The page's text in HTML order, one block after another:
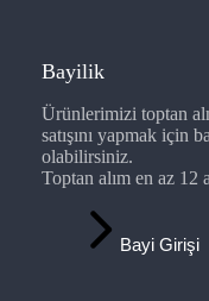
Bayilik
Ürünlerimizi toptan
satışını yapmak için
olabilirsiniz.
Toptan alım en az 12
Bayi Girişi